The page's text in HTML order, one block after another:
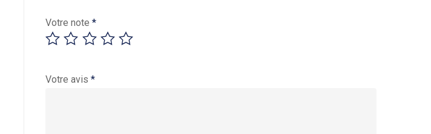
Votre note *
Votre avis *